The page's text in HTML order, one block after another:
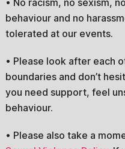
• No racism, no sexism,
behaviour and no
tolerated at our events.
• Please look after each
boundaries and don’t
you need support, feel
behaviour.
• Please also take a